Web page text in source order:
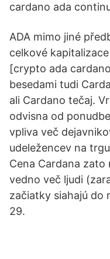
cardano ada
ADA mimo jiné
celkové
[crypto ada
besedami tudi
ali Cardano tečaj.
odvisna od
vpliva več
udeležencev na
Cena Cardana
vedno več ljudi
začiatky siahajú do
29.